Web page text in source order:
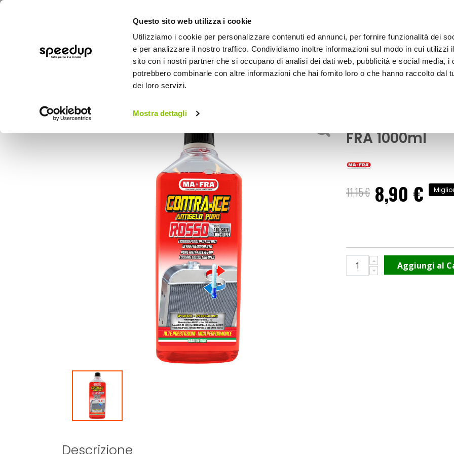
Questo sito web utilizza i cookie
Utilizziamo i cookie per personalizzare contenuti ed annunci, per fornire funzionalità dei
e per analizzare il nostro traffico. Condividiamo inoltre informazioni sul modo in cui utilizzi
sito con i nostri partner che si occupano di analisi dei dati web, pubblicità e social media, i
potrebbero combinarle con altre informazioni che hai fornito loro o che hanno raccolto dal
dei loro servizi.
Mostra dettagli
BICI OUTDOOR
Home
FRA 1000ml
11,15 € Prezzo
speciale
8,90 €
Aggiungi al
Descrizione